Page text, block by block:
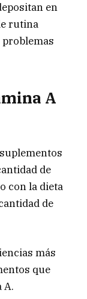
en
rutina
A
de
con la dieta
de
más
que
A.